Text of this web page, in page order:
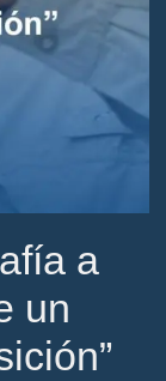
a
un